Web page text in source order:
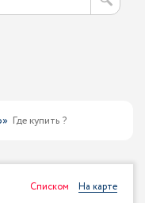
Где купить ?
Списком На карте